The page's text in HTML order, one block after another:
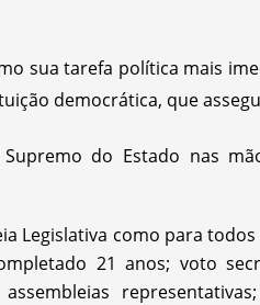
sua tarefa política mais
democrática, que
do Estado nas
Legislativa como para
21 anos; voto